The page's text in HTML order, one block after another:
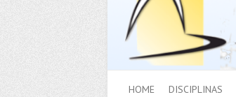
HOME DISCIPLINAS